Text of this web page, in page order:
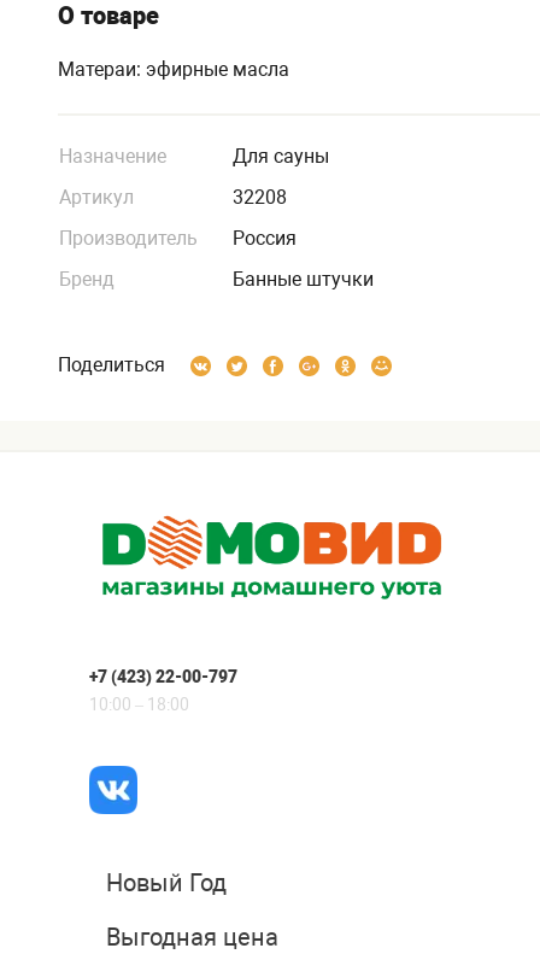
О товаре
Матераи: эфирные масла
Назначение
Для сауны
Артикул
32208
Производитель
Россия
Бренд
Банные штучки
Поделиться
+7 (423) 22-00-797
10:00 – 18:00
Новый Год
Выгодная цена